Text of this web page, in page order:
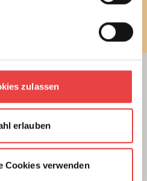
zulassen
erlauben
Cookies verwenden